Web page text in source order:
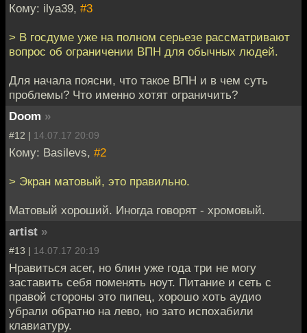
Кому: ilya39, #3
> В госдуме уже на полном серьезе рассматривают
вопрос об ограничении ВПН для обычных людей.
Для начала поясни, что такое ВПН и в чем суть
проблемы? Что именно хотят ограничить?
Doom »
#12 | 14.07.17 20:09
Кому: Basilevs, #2
> Экран матовый, это правильно.
Матовый хороший. Иногда говорят - хромовый.
artist »
#13 | 14.07.17 20:19
Нравиться acer, но блин уже года три не могу
заставить себя поменять ноут. Питание и сеть с
правой стороны это пипец, хорошо хоть аудио
убрали обратно на лево, но зато испохабили
клавиатуру.